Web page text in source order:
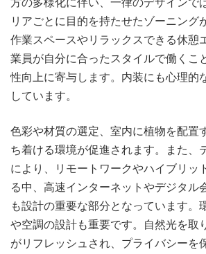
リアごとに目的を持たせたゾーニング
作業スペースやリラックスできる休憩
業員が自分に合ったスタイルで働くこ
性向上に寄与します。内装にも心理的
しています。
色彩や材質の選定、室内に植物を配置
ち着ける環境が促進されます。また、
により、リモートワークやハイブリッ
る中、高速インターネットやデジタル
も設計の重要な部分となっています。
や空調の設計も重要です。自然光を取
がリフレッシュされ、プライバシーを